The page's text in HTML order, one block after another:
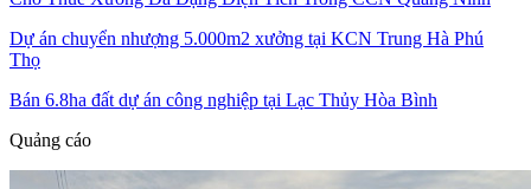
Dự án chuyển nhượng 5.000m2 xưởng tại KCN Trung Hà Phú
Thọ
Bán 6.8ha đất dự án công nghiệp tại Lạc Thủy Hòa Bình
Quảng cáo